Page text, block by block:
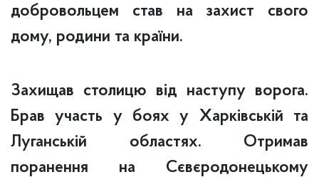
добровольцем став на захист свого
дому, родини та країни.
Захищав столицю від наступу ворога.
Брав участь у боях у Харківській та
Луганській областях. Отримав
поранення на Сєвєродонецькому